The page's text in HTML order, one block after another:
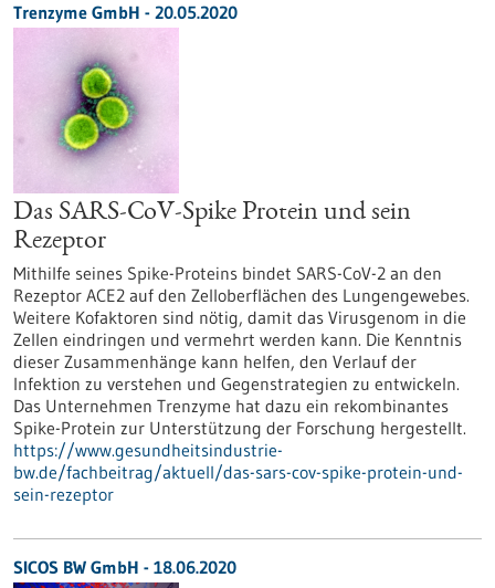
Trenzyme GmbH - 20.05.2020
Das SARS-CoV-Spike Protein und sein
Rezeptor
Mithilfe seines Spike-Proteins bindet SARS-CoV-2 an den
Rezeptor ACE2 auf den Zelloberflächen des Lungengewebes.
Weitere Kofaktoren sind nötig, damit das Virusgenom in die
Zellen eindringen und vermehrt werden kann. Die Kenntnis
dieser Zusammenhänge kann helfen, den Verlauf der
Infektion zu verstehen und Gegenstrategien zu entwickeln.
Das Unternehmen Trenzyme hat dazu ein rekombinantes
Spike-Protein zur Unterstützung der Forschung hergestellt.
https://www.gesundheitsindustrie-
bw.de/fachbeitrag/aktuell/das-sars-cov-spike-protein-und-
sein-rezeptor
SICOS BW GmbH - 18.06.2020